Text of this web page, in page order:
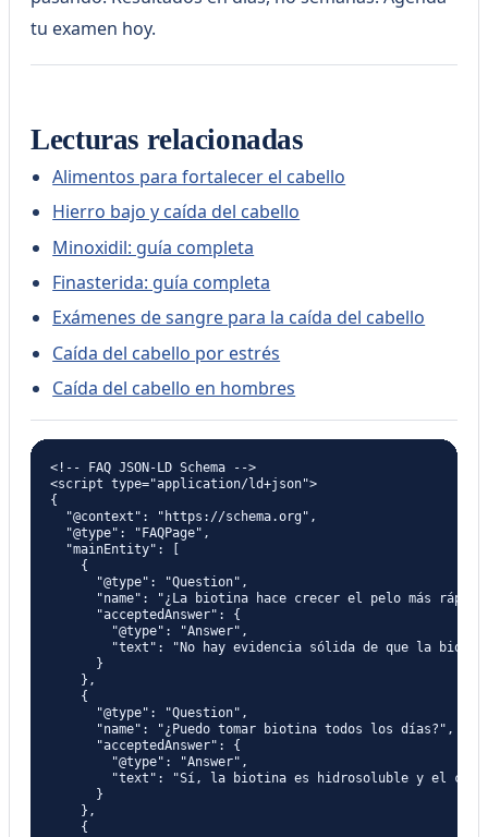
tu examen hoy.
Lecturas relacionadas
Alimentos para fortalecer el cabello
Hierro bajo y caída del cabello
Minoxidil: guía completa
Finasterida: guía completa
Exámenes de sangre para la caída del cabello
Caída del cabello por estrés
Caída del cabello en hombres
<!-- FAQ JSON-LD Schema -->
<script type="application/ld+json">
{
  "@context": "https://schema.org",
  "@type": "FAQPage",
  "mainEntity": [
    {
      "@type": "Question",
"name": "¿La biotina hace crecer el pelo más
      "acceptedAnswer": {
        "@type": "Answer",
"text": "No hay evidencia sólida de que la
      }
    },
    {
      "@type": "Question",
      "name": "¿Puedo tomar biotina todos los días?",
      "acceptedAnswer": {
        "@type": "Answer",
"text": "Sí, la biotina es hidrosoluble y el
      }
    },
    {